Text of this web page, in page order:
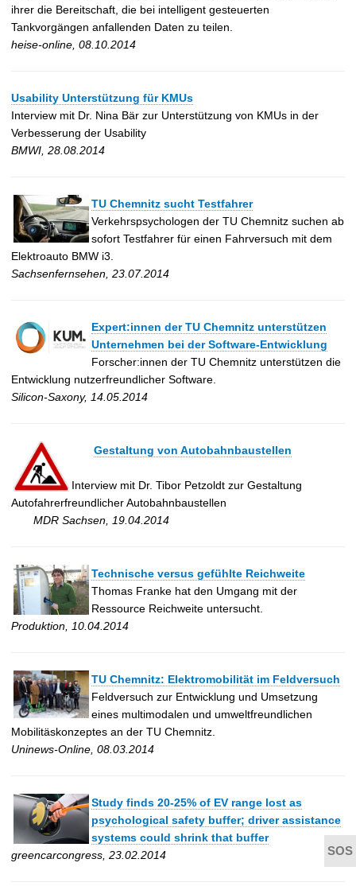
ihrer die Bereitschaft, die bei intelligent gesteuerten
Tankvorgängen anfallenden Daten zu teilen.
heise-online, 08.10.2014
Usability Unterstützung für KMUs
Interview mit Dr. Nina Bär zur Unterstützung von KMUs in der
Verbesserung der Usability
BMWI, 28.08.2014
TU Chemnitz sucht Testfahrer
Verkehrspsychologen der TU Chemnitz suchen ab
sofort Testfahrer für einen Fahrversuch mit dem
Elektroauto BMW i3.
Sachsenfernsehen, 23.07.2014
Expert:innen der TU Chemnitz unterstützen
Unternehmen bei der Software-Entwicklung
Forscher:innen der TU Chemnitz unterstützen die
Entwicklung nutzerfreundlicher Software.
Silicon-Saxony, 14.05.2014
Gestaltung von Autobahnbaustellen
Interview mit Dr. Tibor Petzoldt zur Gestaltung
Autofahrerfreundlicher Autobahnbaustellen
MDR Sachsen, 19.04.2014
Technische versus gefühlte Reichweite
Thomas Franke hat den Umgang mit der
Ressource Reichweite untersucht.
Produktion, 10.04.2014
TU Chemnitz: Elektromobilität im Feldversuch
Feldversuch zur Entwicklung und Umsetzung
eines multimodalen und umweltfreundlichen
Mobilitäskonzeptes an der TU Chemnitz.
Uninews-Online, 08.03.2014
Study finds 20-25% of EV range lost as
psychological safety buffer; driver assistance
systems could shrink that buffer
greencarcongress, 23.02.2014